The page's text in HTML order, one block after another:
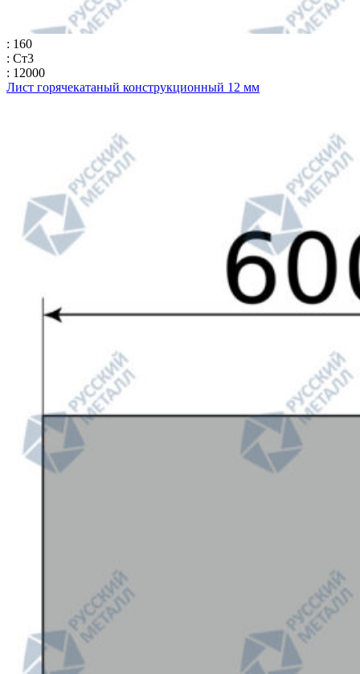
: 160
: Ст3
: 12000
Лист горячекатаный конструкционный 12 мм